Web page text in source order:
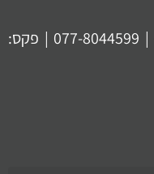
077-8044599 | פקס: